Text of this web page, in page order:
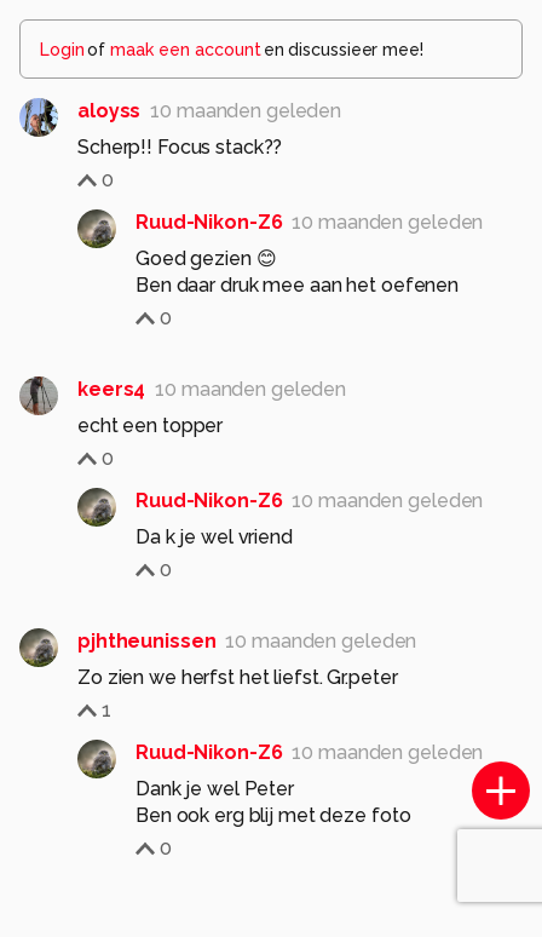
Loginof maak een account en discussieer mee!
aloyss 10 maanden geleden
Scherp!! Focus stack??
0
Ruud-Nikon-Z6 10 maanden geleden
Goed gezien 😊
Ben daar druk mee aan het oefenen
0
keers4 10 maanden geleden
echt een topper
0
Ruud-Nikon-Z6 10 maanden geleden
Da k je wel vriend
0
pjhtheunissen 10 maanden geleden
Zo zien we herfst het liefst. Gr.peter
1
Ruud-Nikon-Z6 10 maanden geleden
Dank je wel Peter
Ben ook erg blij met deze foto
0